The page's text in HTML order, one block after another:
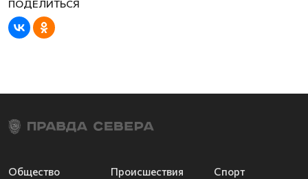
Общество
Происшествия
Спорт